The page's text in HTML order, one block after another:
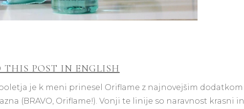
THIS POST IN ENGLISH
je k meni prinesel Oriflame z najnovejšim dodatkom
(BRAVO, Oriflame!). Vonji te linije so naravnost krasni in